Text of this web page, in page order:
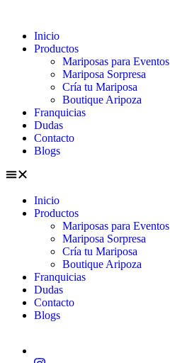
Inicio
Productos
Mariposas para Eventos
Mariposa Sorpresa
Cría tu Mariposa
Boutique Aripoza
Franquicias
Dudas
Contacto
Blogs
Inicio
Productos
Mariposas para Eventos
Mariposa Sorpresa
Cría tu Mariposa
Boutique Aripoza
Franquicias
Dudas
Contacto
Blogs